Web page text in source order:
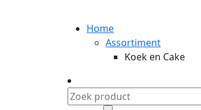
Home
Assortiment
Koek en Cake